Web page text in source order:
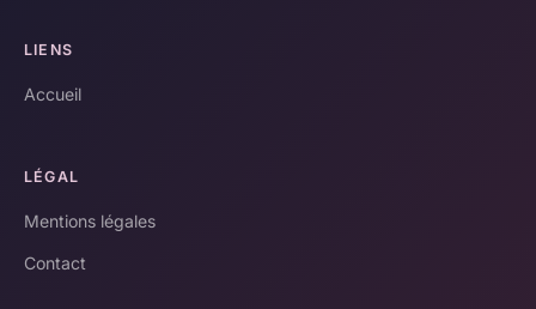
LIENS
Accueil
LÉGAL
Mentions légales
Contact